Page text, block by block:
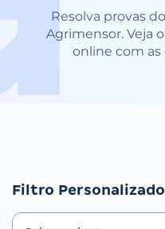
Resolva provas
Agrimensor. Veja
online com as
Filtro Personalizado